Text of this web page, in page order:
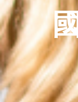
學
國
事
務
處